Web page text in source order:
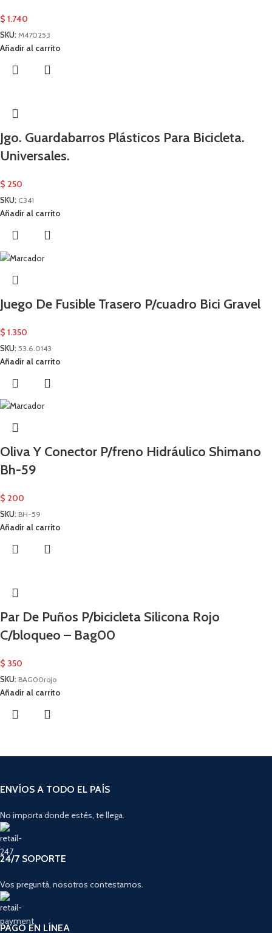
$ 1.740
SKU: M470253
Añadir al carrito
Jgo. Guardabarros Plásticos Para Bicicleta.
Universales.
$ 250
SKU: C341
Añadir al carrito
Juego De Fusible Trasero P/cuadro Bici Gravel
$ 1.350
SKU: 53.6.0143
Añadir al carrito
Oliva Y Conector P/freno Hidráulico Shimano
Bh-59
$ 200
SKU: BH-59
Añadir al carrito
Par De Puños P/bicicleta Silicona Rojo
C/bloqueo – Bag00
$ 350
SKU: BAG00rojo
Añadir al carrito
ENVÍOS A TODO EL PAÍS
No importa donde estés, te llega.
24/7 SOPORTE
Vos preguntá, nosotros contestamos.
PAGO EN LÍNEA